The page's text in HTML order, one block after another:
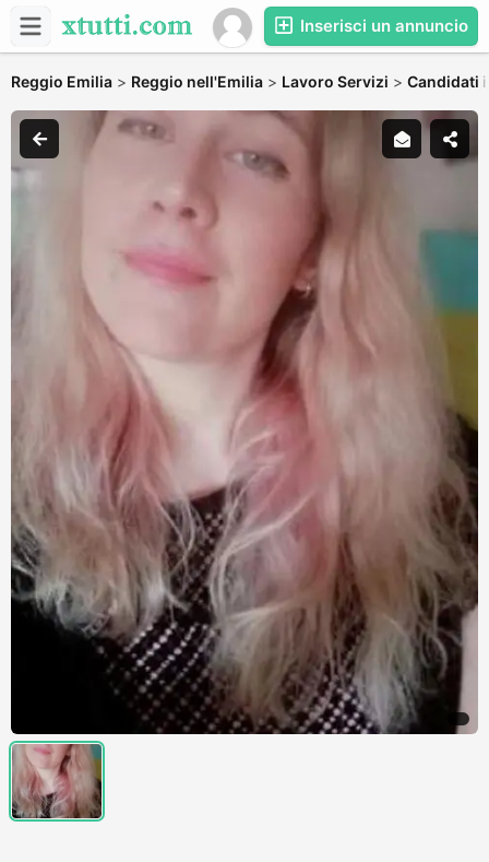
Inserisci un annuncio
Reggio Emilia > Reggio nell'Emilia > Lavoro Servizi > Candidati